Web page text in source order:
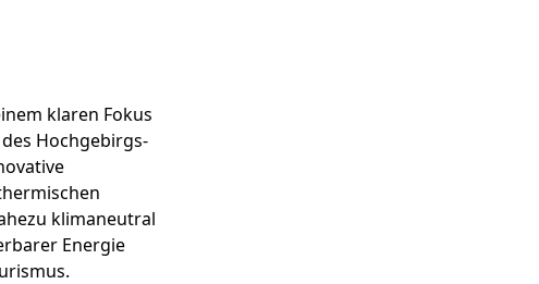
klaren Fokus
Hochgebirgs-
klimaneutral
Energie